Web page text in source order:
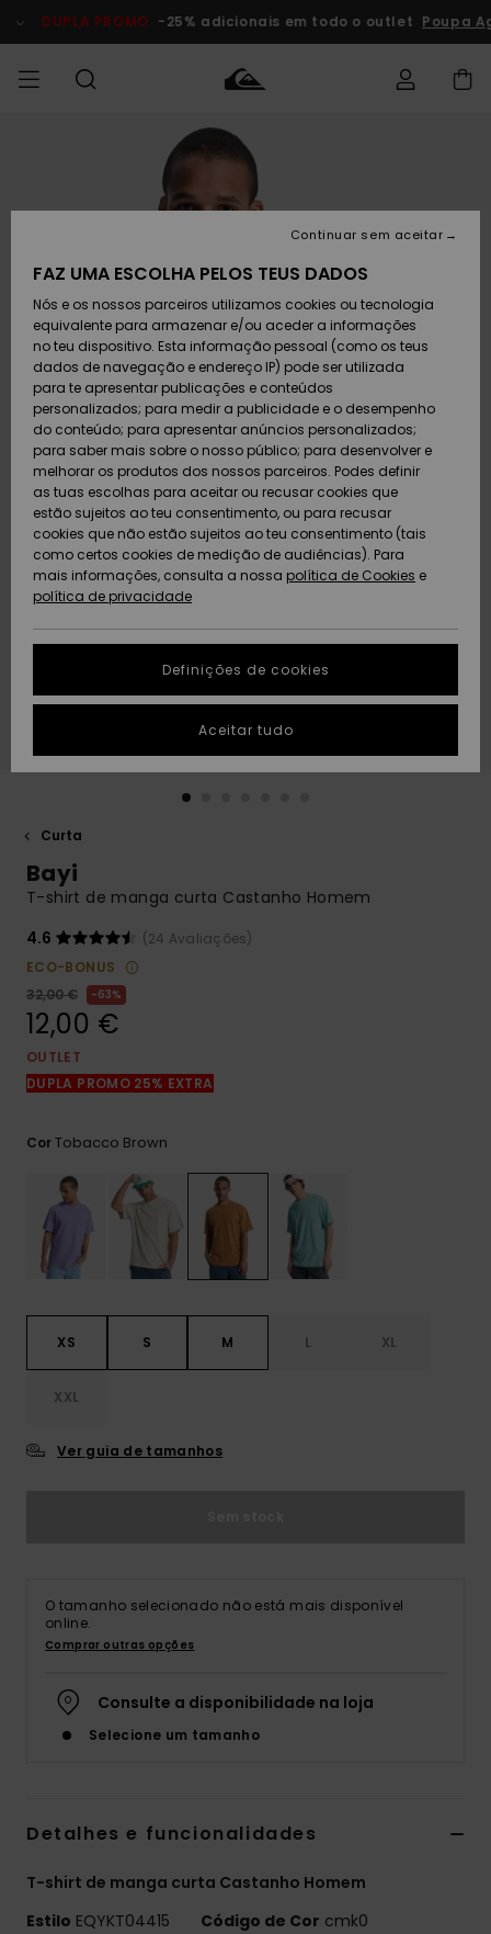
do
DUPLA PROMO -25% adicionais em todo o outlet Poupa
Roupas
Calçado e
chinelos
Surfe/água
Snow
Artigos
recém-
chegados
Coleções
MENINO
Roupas
Calçado e
chinelos
Surfe/água
Neve
Artigos
recém-
chegados
Highlights
MULHER
Shop
chegados
Highlights
Snow
SURF
Surf Shop
Crianças
Highlights
Community
SNOW
Artigos
Homem
Artigos
Criança
Snow Shop
Feminino
Highlights
Community
DUPLA
PROMO
Outlet
Criança
Outlet
Mulher
AJUDA
Acede à tua
encomenda
Devoluções
Pagamento
Cartão
presente
Quiksilver
Freedom
Protecção de
dados
Guia de
tamanhos
conversa para
obteres a
resposta mais
rápida à tua
respostas
para as
contacto.
SUSTAINABILITY
PRESENTE
DESEJO
Curta
Bayi
T-shirt de manga curta Castanho Homem
4.6
(24 Avaliações)
ECO-BONUS
32,00 €
63%
12,00 €
OUTLET
DUPLA PROMO 25% EXTRA
CorTobacco Brown
XS S M L XL
XXL
Ver guia de tamanhos
O tamanho selecionado não está mais disponível
online.
Comprar outras opções
Consulte a disponibilidade na loja
Selecione um tamanho
Detalhes e funcionalidades
T-shirt de manga curta Castanho Homem
Estilo EQYKT04415 Código de Cor cmk0
FAZ UMA ESCOLHA PELOS TEUS DADOS
Nós e os nossos parceiros utilizamos cookies ou tecnologia
equivalente para armazenar e/ou aceder a informações
no teu dispositivo. Esta informação pessoal (como os teus
dados de navegação e endereço IP) pode ser utilizada
para te apresentar publicações e conteúdos
personalizados; para medir a publicidade e o desempenho
do conteúdo; para apresentar anúncios personalizados;
para saber mais sobre o nosso público; para desenvolver e
melhorar os produtos dos nossos parceiros. Podes definir
as tuas escolhas para aceitar ou recusar cookies que
estão sujeitos ao teu consentimento, ou para recusar
cookies que não estão sujeitos ao teu consentimento (tais
como certos cookies de medição de audiências). Para
mais informações, consulta a nossa política de Cookies e
política de privacidade
Definições de cookies
Continuar sem aceitar
Aceitar tudo